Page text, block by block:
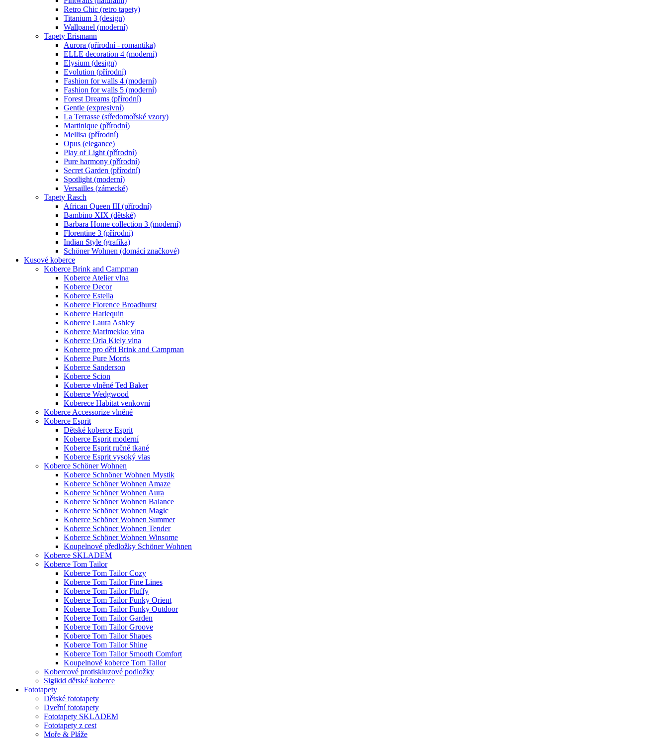
Retro Chic (retro tapety)
Titanium 3 (design)
Wallpanel (moderní)
Tapety Erismann
Aurora (přírodní - romantika)
ELLE decoration 4 (moderní)
Elysium (design)
Evolution (přírodní)
Fashion for walls 4 (moderní)
Fashion for walls 5 (moderní)
Forest Dreams (přírodní)
Gentle (expresivní)
La Terrasse (středomořské vzory)
Martinique (přírodní)
Mellisa (přírodní)
Opus (elegance)
Play of Light (přírodní)
Pure harmony (přírodní)
Secret Garden (přírodní)
Spotlight (moderní)
Versailles (zámecké)
Tapety Rasch
African Queen III (přírodní)
Bambino XIX (dětské)
Barbara Home collection 3 (moderní)
Florentine 3 (přírodní)
Indian Style (grafika)
Schöner Wohnen (domácí značkové)
Kusové koberce
Koberce Brink and Campman
Koberce Atelier vlna
Koberce Decor
Koberce Estella
Koberce Florence Broadhurst
Koberce Harlequin
Koberce Laura Ashley
Koberce Marimekko vlna
Koberce Orla Kiely vlna
Koberce pro děti Brink and Campman
Koberce Pure Morris
Koberce Sanderson
Koberce Scion
Koberce vlněné Ted Baker
Koberce Wedgwood
Koberece Habitat venkovní
Koberce Accessorize vlněné
Koberce Esprit
Dětské koberce Esprit
Koberce Esprit moderní
Koberce Esprit ručně tkané
Koberce Esprit vysoký vlas
Koberce Schöner Wohnen
Koberce Schnöner Wohnen Mystik
Koberce Schöner Wohnen Amaze
Koberce Schöner Wohnen Aura
Koberce Schöner Wohnen Balance
Koberce Schöner Wohnen Magic
Koberce Schöner Wohnen Summer
Koberce Schöner Wohnen Tender
Koberce Schöner Wohnen Winsome
Koupelnové předložky Schöner Wohnen
Koberce SKLADEM
Koberce Tom Tailor
Koberce Tom Tailor Cozy
Koberce Tom Tailor Fine Lines
Koberce Tom Tailor Fluffy
Koberce Tom Tailor Funky Orient
Koberce Tom Tailor Funky Outdoor
Koberce Tom Tailor Garden
Koberce Tom Tailor Groove
Koberce Tom Tailor Shapes
Koberce Tom Tailor Shine
Koberce Tom Tailor Smooth Comfort
Koupelnové koberce Tom Tailor
Kobercové protiskluzové podložky
Sigikid dětské koberce
Fototapety
Dětské fototapety
Dveřní fototapety
Fototapety SKLADEM
Fototapety z cest
Moře & Pláže